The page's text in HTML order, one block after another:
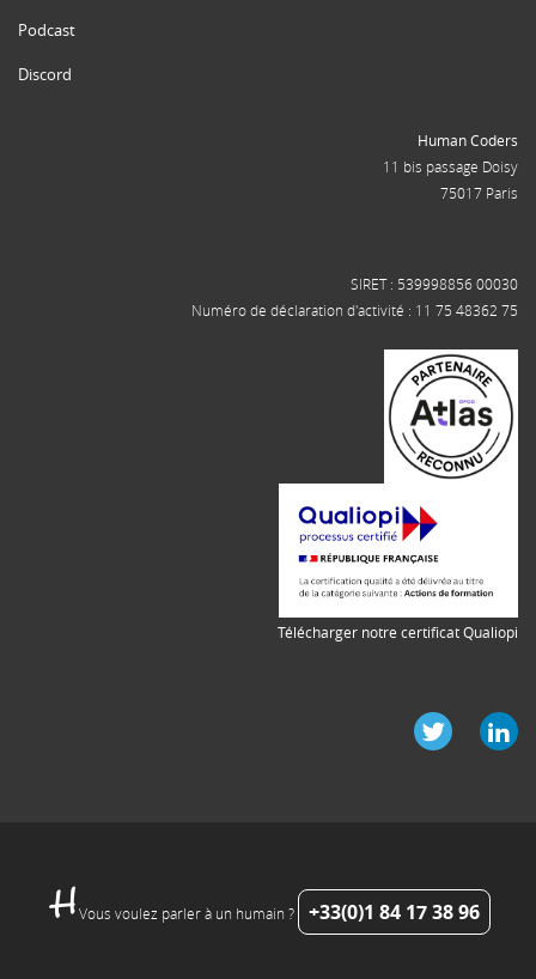
Podcast
Discord
Human Coders
11 bis passage Doisy
75017 Paris
SIRET : 539998856 00030
Numéro de déclaration d'activité : 11 75 48362 75
Télécharger notre certificat Qualiopi
Vous voulez parler à un humain ? +33(0)1 84 17 38 96